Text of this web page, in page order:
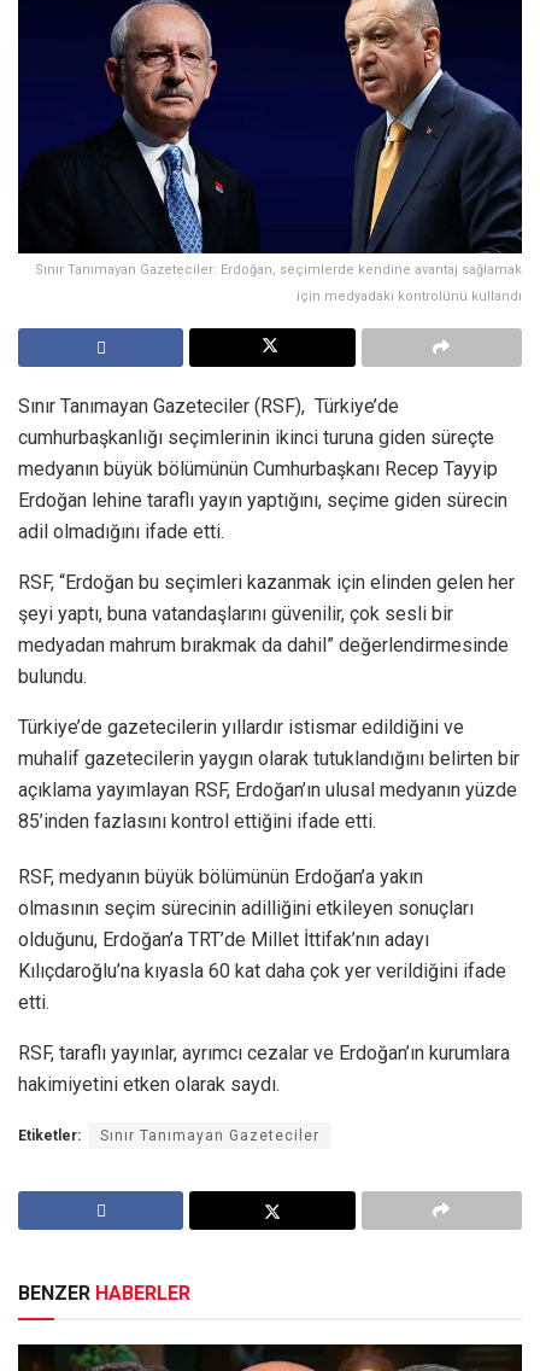
Sınır Tanımayan Gazeteciler: Erdoğan, seçimlerde kendine avantaj sağlamak
için medyadaki kontrolünü kullandı
Sınır Tanımayan Gazeteciler (RSF), Türkiye’de
cumhurbaşkanlığı seçimlerinin ikinci turuna giden süreçte
medyanın büyük bölümünün Cumhurbaşkanı Recep Tayyip
Erdoğan lehine taraflı yayın yaptığını, seçime giden sürecin
adil olmadığını ifade etti.
RSF, “Erdoğan bu seçimleri kazanmak için elinden gelen her
şeyi yaptı, buna vatandaşlarını güvenilir, çok sesli bir
medyadan mahrum bırakmak da dahil” değerlendirmesinde
bulundu.
Türkiye’de gazetecilerin yıllardır istismar edildiğini ve
muhalif gazetecilerin yaygın olarak tutuklandığını belirten bir
açıklama yayımlayan RSF, Erdoğan’ın ulusal medyanın yüzde
85’inden fazlasını kontrol ettiğini ifade etti.
RSF, medyanın büyük bölümünün Erdoğan’a yakın
olmasının seçim sürecinin adilliğini etkileyen sonuçları
olduğunu, Erdoğan’a TRT’de Millet İttifak’nın adayı
Kılıçdaroğlu’na kıyasla 60 kat daha çok yer verildiğini ifade
etti.
RSF, taraflı yayınlar, ayrımcı cezalar ve Erdoğan’ın kurumlara
hakimiyetini etken olarak saydı.
Etiketler: Sınır Tanımayan Gazeteciler
BENZER HABERLER